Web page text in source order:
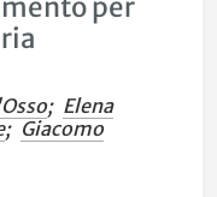
per
; Elena
; Giacomo